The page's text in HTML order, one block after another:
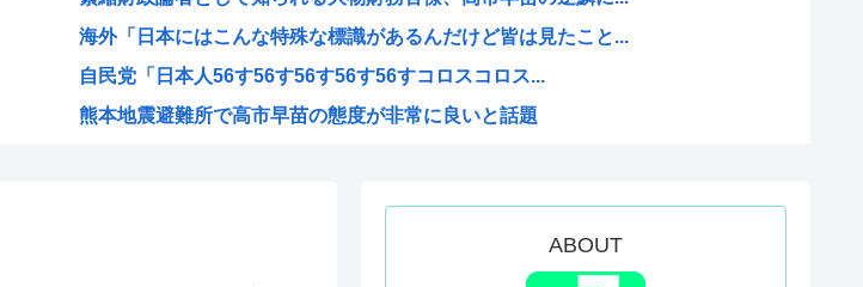
海外「日本にはこんな特殊な標識があるんだけど皆は見たこと...
自民党「日本人56す56す56す56す56すコロスコロス...
熊本地震避難所で高市早苗の態度が非常に良いと話題
ABOUT